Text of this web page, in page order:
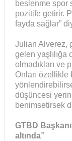
beslenme spor
pozitife getirir.
fayda sağlar”
Julian Alverez,
gelen yaşlılığa
olmadıkları ve
Onları özellikle
düşüncesi
benimsetirsek
GTBD
altında”